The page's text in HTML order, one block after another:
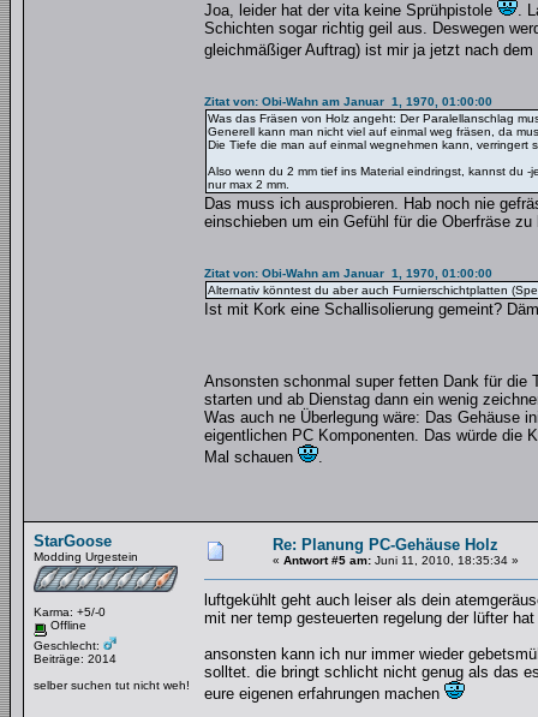
Joa, leider hat der vita keine Sprühpistole
.
Schichten sogar richtig geil aus. Deswegen
gleichmäßiger Auftrag) ist mir ja jetzt nach
Zitat von: Obi-Wahn am Januar 1, 1970, 01:00:00
Was das Fräsen von Holz angeht: Der Paralellanschlag
Generell kann man nicht viel auf einmal weg fräsen, da
Die Tiefe die man auf einmal wegnehmen kann, verringert
Also wenn du 2 mm tief ins Material eindringst, kannst du
nur max 2 mm.
Das muss ich ausprobieren. Hab noch nie
einschieben um ein Gefühl für die Oberfräse zu
Zitat von: Obi-Wahn am Januar 1, 1970, 01:00:00
Alternativ könntest du aber auch Furnierschichtplatten
Ist mit Kork eine Schallisolierung gemeint?
Ansonsten schonmal super fetten Dank für die
starten und ab Dienstag dann ein wenig
Was auch ne Überlegung wäre: Das Gehäuse
eigentlichen PC Komponenten. Das würde die
Mal schauen
.
StarGoose
Modding Urgestein
Karma: +5/-0
Offline
Geschlecht:
Beiträge: 2014
selber suchen tut nicht weh!
Re: Planung PC-Gehäuse Holz
« Antwort #5 am: Juni 11, 2010, 18:35:34 »
luftgekühlt geht auch leiser als dein
mit ner temp gesteuerten regelung der lüfter
ansonsten kann ich nur immer wieder
solltet. die bringt schlicht nicht genug als das
eure eigenen erfahrungen machen